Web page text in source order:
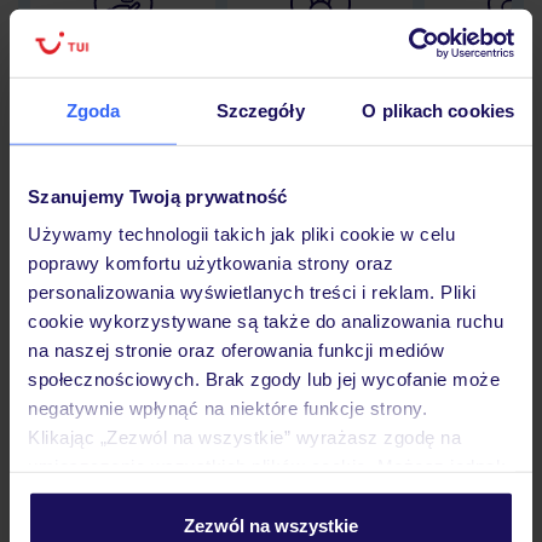
Zgoda Szczegóły O plikach cookies
Szanujemy Twoją prywatność
Używamy technologii takich jak pliki cookie w celu
poprawy komfortu użytkowania strony oraz
personalizowania wyświetlanych treści i reklam. Pliki
cookie wykorzystywane są także do analizowania ruchu
na naszej stronie oraz oferowania funkcji mediów
społecznościowych. Brak zgody lub jej wycofanie może
negatywnie wpłynąć na niektóre funkcje strony.
Klikając „Zezwól na wszystkie” wyrażasz zgodę na
personalizować swój wybór wchodząc w zakładkę
Zezwól na wszystkie
Lider niskich cen 30 lat w
Hotel
Pokoje
Wyżywienie
Atrakcje